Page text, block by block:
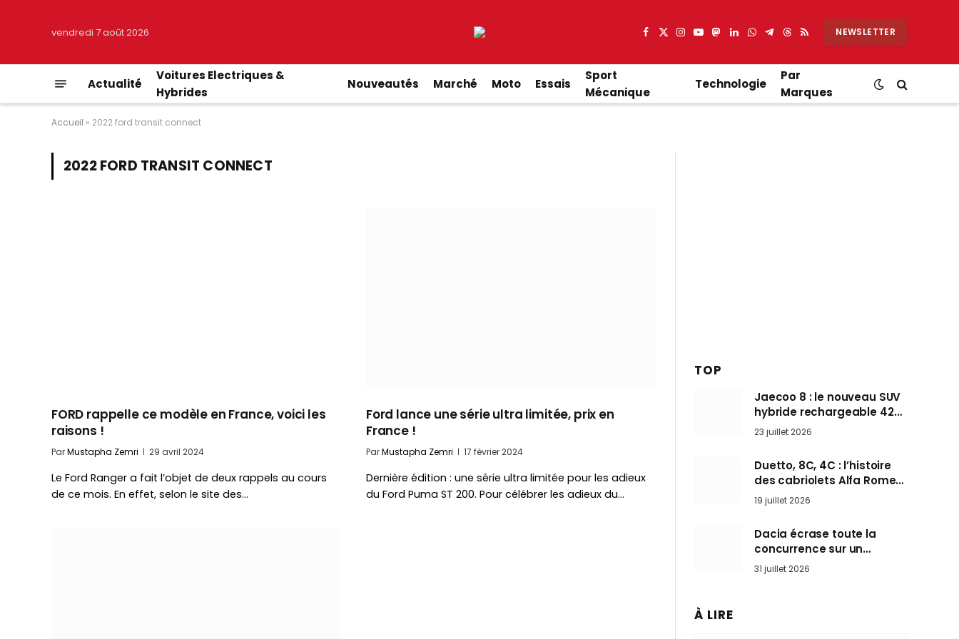
vendredi 7 août 2026 Facebook
X
Instagram
YouTube
Mastodon
LinkedIn
WhatsApp
Partager
Telegram
Threads
RSS NEWSLETTER
Actualité
Voitures Electriques &
Hybrides
Nouveautés Marché Moto Essais
Sport
Mécanique
Technologie
Par
Marques
Accueil » 2022 ford transit connect
2022 FORD TRANSIT CONNECT
FORD rappelle ce modèle en France, voici les
raisons !
ParMustapha Zemri 29 avril 2024
Le Ford Ranger a fait l’objet de deux rappels au cours
de ce mois. En effet, selon le site des…
Ford lance une série ultra limitée, prix en
France !
ParMustapha Zemri 17 février 2024
Dernière édition : une série ultra limitée pour les adieux
du Ford Puma ST 200. Pour célébrer les adieux du…
TOP
Jaecoo 8 : le nouveau SUV
hybride rechargeable 428
ch qui vise l’Audi Q7 arrive
en Europe cet automne
23 juillet 2026
Duetto, 8C, 4C : l’histoire
des cabriolets Alfa Romeo,
ces Spider qui ont défini
l’art de rouler cheveux au
vent
19 juillet 2026
Dacia écrase toute la
concurrence sur un
marché où personne ne
l’attendait
31 juillet 2026
À LIRE